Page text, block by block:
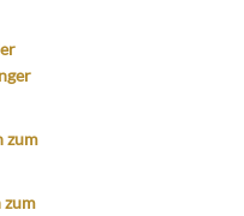
zum
zum